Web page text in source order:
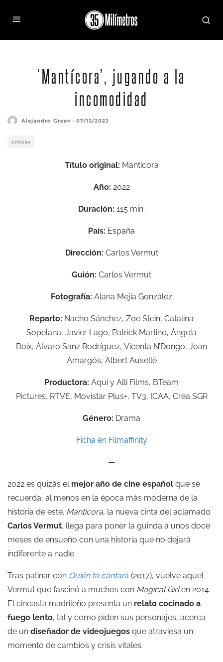
‘Mantícora’, jugando a la
incomodidad
Alejandro Green · 07/12/2022
Críticas
Título original: Mantícora
Año: 2022
Duración: 115 min.
País: España
Dirección: Carlos Vermut
Guión: Carlos Vermut
Fotografía: Alana Mejía González
Reparto: Nacho Sánchez, Zoe Stein, Catalina
Sopelana, Javier Lago, Patrick Martino, Ángela
Boix, Álvaro Sanz Rodríguez, Vicenta N’Dongo, Joan
Amargós, Albert Ausellé
Productora: Aquí y Allí Films, BTeam
Pictures, RTVE, Movistar Plus+, TV3, ICAA, Crea SGR
Género: Drama
Ficha en Filmaffinity
—
2022 es quizás el mejor año de cine español que se
recuerda, al menos en la época más moderna de la
historia de este. Mantícora, la nueva cinta del aclamado
Carlos Vermut, llega para poner la guinda a unos doce
meses de ensueño con una historia que no dejará
indiferente a nadie.
Tras patinar con Quién te cantará (2017), vuelve aquel
Vermut que fascinó a muchos con Magical Girlen 2014.
El cineasta madrileño presenta un relato cocinado a
fuego lento, tal y como piden sus personajes, acerca
de un diseñador de videojuegos que atraviesa un
momento de cambios y crisis vitales.